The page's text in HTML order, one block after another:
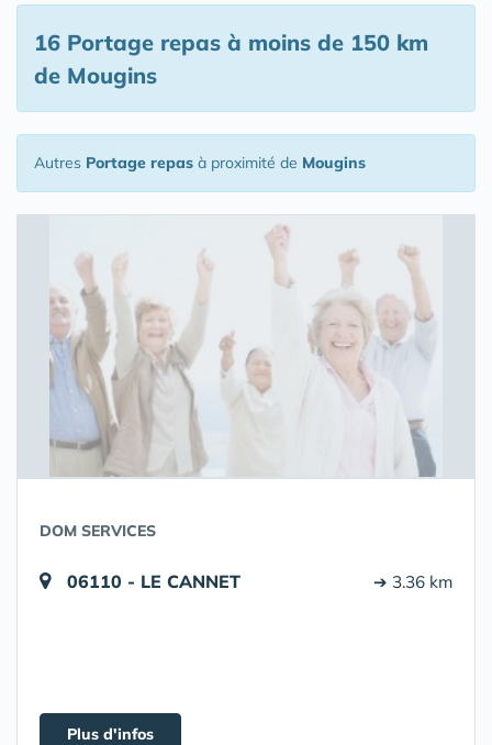
16 Portage repas à moins de 150 km
de Mougins
Autres Portage repas à proximité de Mougins
DOM SERVICES
06110 - LE CANNET ➔ 3.36 km
Plus d'infos